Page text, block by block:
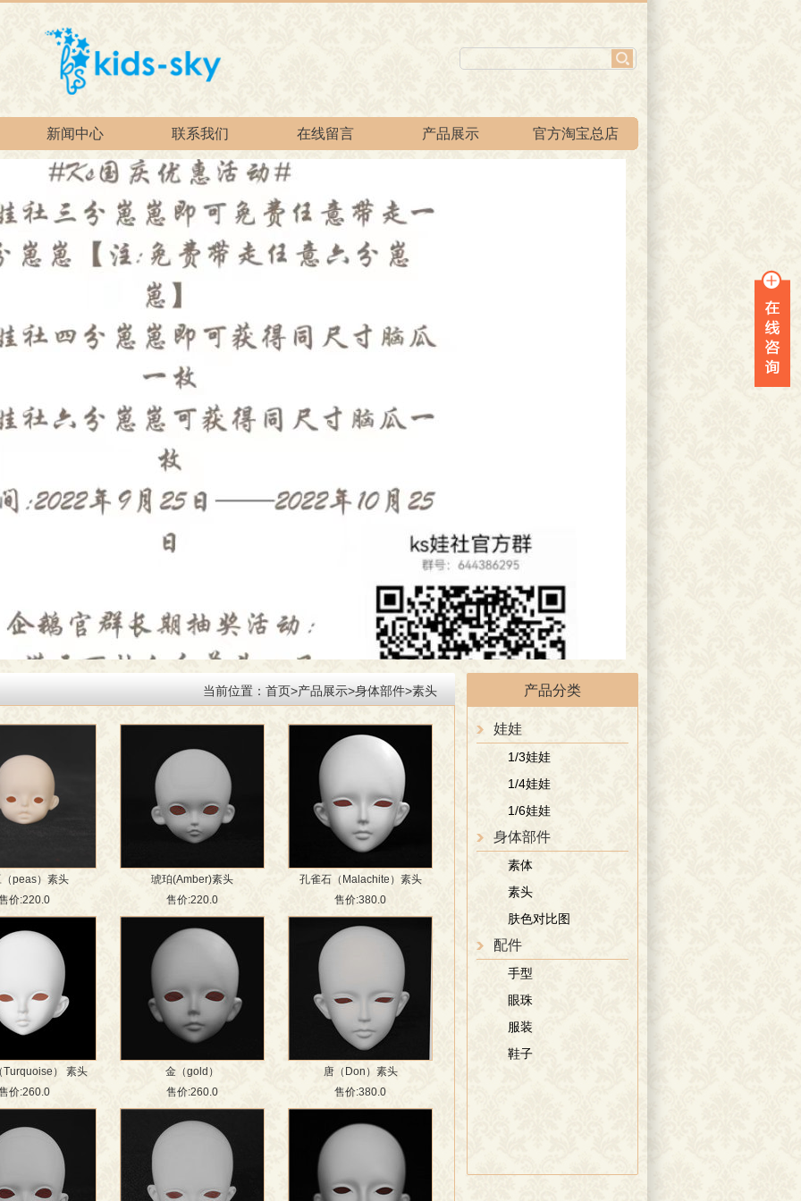
新闻中心 联系我们 在线留言 产品展示 官方淘宝总店
产品分类
娃娃
1/3娃娃
1/4娃娃
1/6娃娃
身体部件
素体
素头
肤色对比图
配件
手型
眼珠
服装
鞋子
当前位置： 首页>产品展示>身体部件>素头
peas）素头
价:220.0
琥珀(Amber)素头
售价:220.0
孔雀石（Malachite）素头
售价:380.0
Turquoise） 素头
价:260.0
金（gold）
售价:260.0
唐（Don）素头
售价:380.0